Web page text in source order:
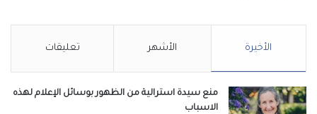
الأخيرة الأشهر تعليقات
منع سيدة استرالية من الظهور بوسائل الإعلام لهذه
الاسباب